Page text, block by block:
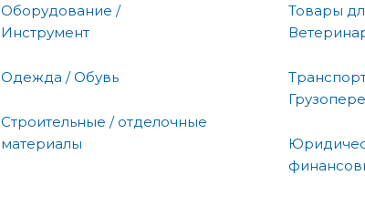
Оборудование /
Инструмент
Одежда / Обувь
Строительные / отделочные
материалы
Товары